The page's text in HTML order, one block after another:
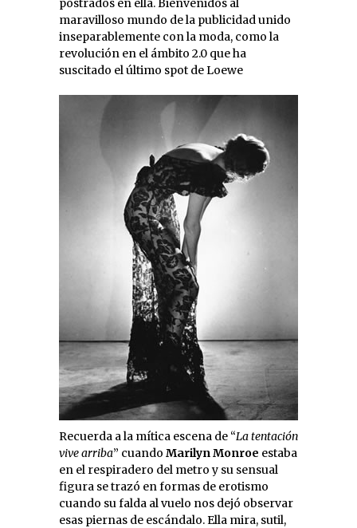
postrados en ella. Bienvenidos al
maravilloso mundo de la publicidad unido
inseparablemente con la moda, como la
revolución en el ámbito 2.0 que ha
suscitado el último spot de Loewe
Recuerda a la mítica escena de “La tentación
vive arriba” cuando Marilyn Monroe estaba
en el respiradero del metro y su sensual
figura se trazó en formas de erotismo
cuando su falda al vuelo nos dejó observar
esas piernas de escándalo. Ella mira, sutil,